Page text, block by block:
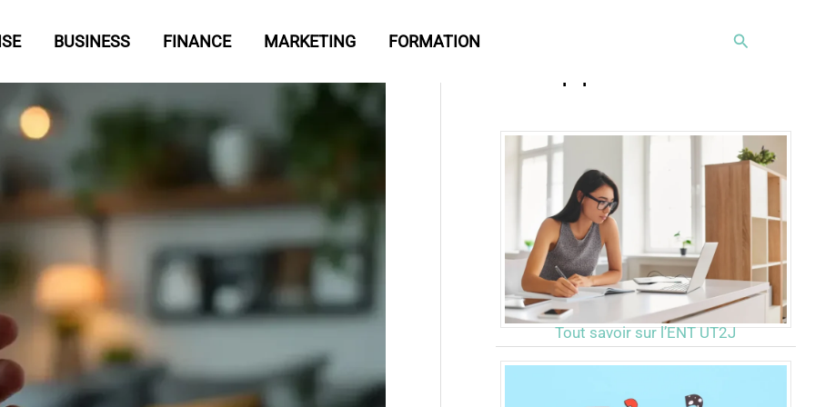
BUSINESS FINANCE MARKETING FORMATION Rechercher
Tout savoir sur l’ENT UT2J